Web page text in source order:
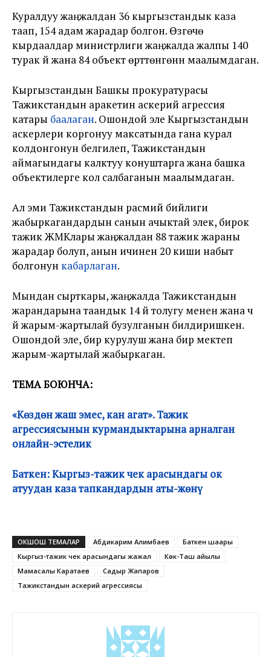
Куралдуу жаңжалдан 36 кыргызстандык каза
таап, 154 адам жарадар болгон. Өзгөчө
кырдаалдар министрлиги жаңжалда жалпы 140
турак үй жана 84 объект өрттөнгөнүн маалымдаган.
Кыргызстандын Башкы прокуратурасы
Тажикстандын аракетин аскерий агрессия
катары баалаган. Ошондой эле Кыргызстандын
аскерлери коргонуу максатында гана курал
колдонгонун белгилеп, Тажикстандын
аймагындагы калктуу конуштарга жана башка
объектилерге кол салбаганын маалымдаган.
Ал эми Тажикстандын расмий бийлиги
жабыркагандардын санын ачыктай элек, бирок
тажик ЖМКлары жаңжалдан 88 тажик жараны
жарадар болуп, анын ичинен 20 киши набыт
болгонун кабарлаган.
Мындан сырткары, жаңжалда Тажикстандын
жарандарына таандык 14 үй толугу менен жана үч
үй жарым-жартылай бузулганын билдиришкен.
Ошондой эле, бир курулуш жана бир мектеп
жарым-жартылай жабыркаган.
ТЕМА БОЮНЧА:
«Көздөн жаш эмес, кан агат». Тажик
агрессиясынын курмандыктарына арналган
онлайн-эстелик
Баткен: Кыргыз-тажик чек арасындагы ок
атуудан каза тапкандардын аты-жөнү
ОКШОШ ТЕМАЛАР Абдикарим Алимбаев
Баткен шаары
Кыргыз-тажик чек арасындагы жаңжал
Көк-Таш айылы
Мамасалы Каратаев
Садыр Жапаров
Тажикстандын аскерий агрессиясы